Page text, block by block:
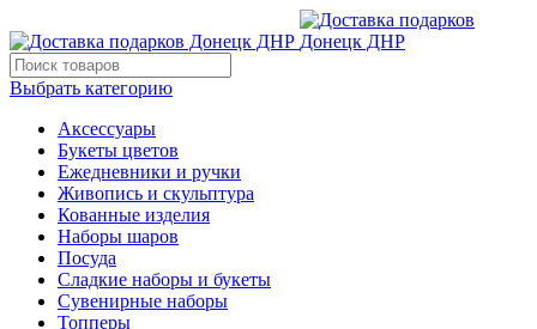
Выбрать категорию
Аксессуары
Букеты цветов
Ежедневники и ручки
Живопись и скульптура
Кованные изделия
Наборы шаров
Посуда
Сладкие наборы и букеты
Сувенирные наборы
Топперы